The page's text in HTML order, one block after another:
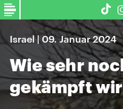
Israel | 09. Januar 2024
Wie sehr
gekämpft